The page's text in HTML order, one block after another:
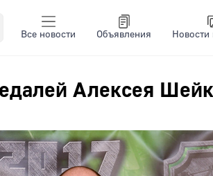
Все новости Объявления
Алексея